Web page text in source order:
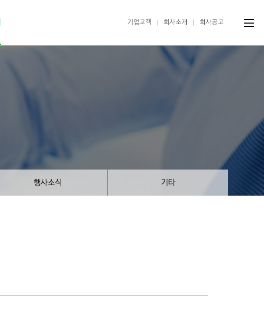
기업고객 회사소개 회사공고
행사소식 기타